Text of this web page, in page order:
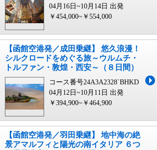
04月16日~10月14日 出発
￥454,000~￥554,000
【函館空港発／成田乗継】 悠久浪漫！
シルクロードをめぐる旅～ウルムチ・
トルファン・敦煌・西安～（８日間）
コース番号24A3A2328`BHKD
04月12日~10月11日 出発
￥394,900~￥464,900
【函館空港発／羽田乗継】 地中海の絶
景アマルフィと陽光の南イタリア ６つ